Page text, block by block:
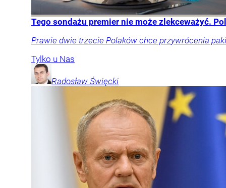
Tego sondażu premier nie może zlekceważyć.
Prawie dwie trzecie Polaków chce przywrócenia
Tylko u Nas
Radosław Święcki